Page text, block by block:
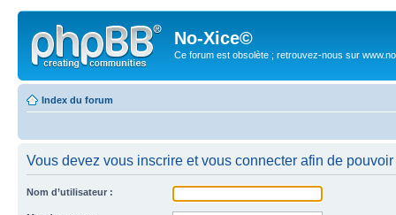
No-Xice©
Ce forum est obsolète ; retrouvez-nous sur
Index du forum
Vous devez vous inscrire et vous connecter afin de
Nom d’utilisateur :